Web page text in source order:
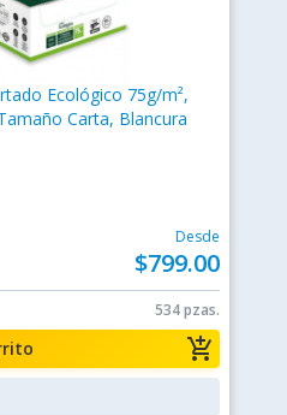
Ecológico 75g/m²,
Carta, Blancura
Desde
$799.00
534 pzas.
add_shopping_cart